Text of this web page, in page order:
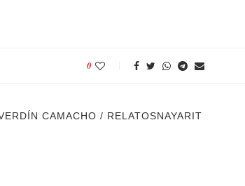
0
CAMACHO / RELATOSNAYARIT